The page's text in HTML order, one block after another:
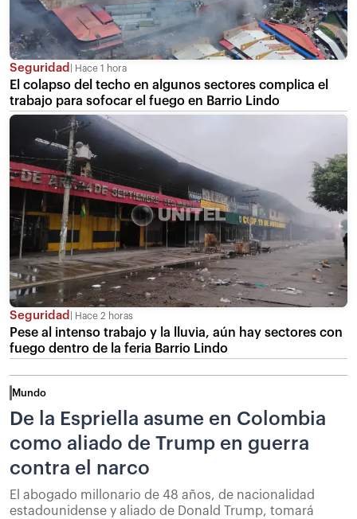
Seguridad Hace 1 hora
El colapso del techo en algunos sectores complica el
trabajo para sofocar el fuego en Barrio Lindo
Seguridad Hace 2 horas
Pese al intenso trabajo y la lluvia, aún hay sectores con
fuego dentro de la feria Barrio Lindo
Mundo
De la Espriella asume en Colombia
como aliado de Trump en guerra
contra el narco
El abogado millonario de 48 años, de nacionalidad
estadounidense y aliado de Donald Trump, tomará